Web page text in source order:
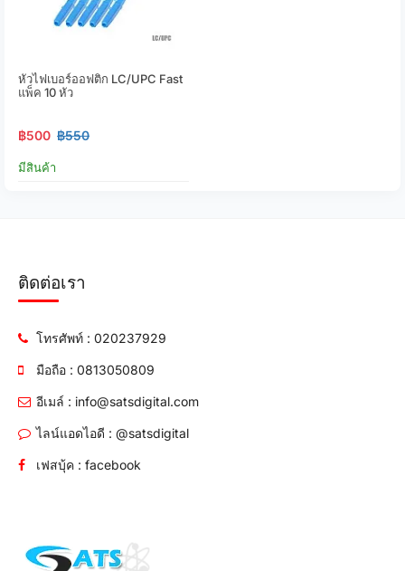
หัวไฟเบอร์ออฟติก LC/UPC Fast
แพ็ค 10 หัว
฿500 ฿550
มีสินค้า
ติดต่อเรา
โทรศัพท์ : 020237929
มือถือ : 0813050809
อีเมล์ : info@satsdigital.com
ไลน์แอดไอดี : @satsdigital
เฟสบุ้ค : facebook